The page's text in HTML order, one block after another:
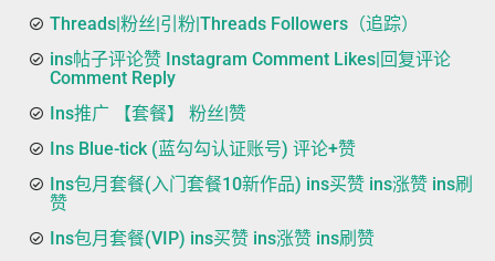
Threads|粉丝|引粉|Threads Followers（追踪）
ins帖子评论赞 Instagram Comment Likes|回复评论
Comment Reply
Ins推广 【套餐】 粉丝|赞
Ins Blue-tick (蓝勾勾认证账号) 评论+赞
Ins包月套餐(入门套餐10新作品) ins买赞 ins涨赞 ins刷
赞
Ins包月套餐(VIP) ins买赞 ins涨赞 ins刷赞